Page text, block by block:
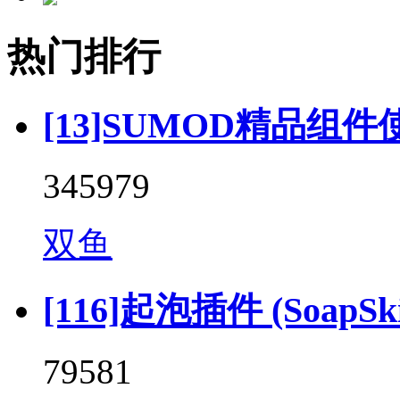
热门排行
[13]SUMOD精品组件
345979
双鱼
[116]起泡插件
79581